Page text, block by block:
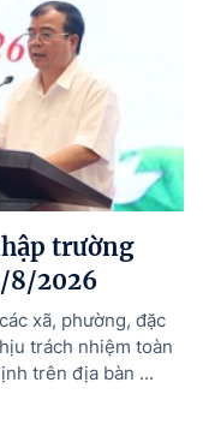
trường
8/2026
xã, phường, đặc
trách nhiệm toàn
trên địa bàn ...